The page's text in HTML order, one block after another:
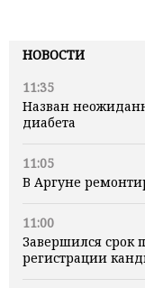
НОВОСТИ
11:35
Назван
диабета
11:05
В Аргуне
11:00
Завершился срок
регистрации